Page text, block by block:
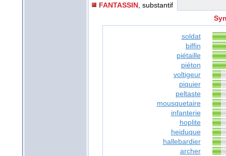
FANTASSIN , substantif
soldat
biffin
piétaille
piéton
voltigeur
piquier
peltaste
mousquetaire
infanterie
hoplite
heiduque
hallebardier
archer